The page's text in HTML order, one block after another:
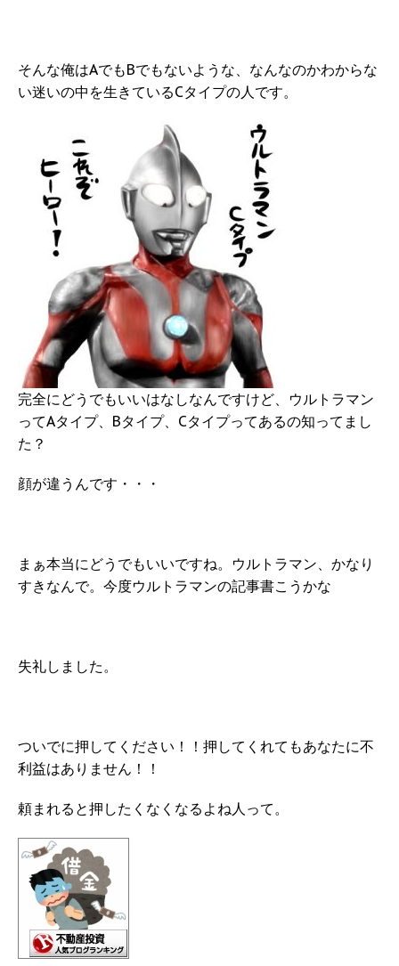
そんな俺はAでもBでもないような、なんなのかわからな
い迷いの中を生きているCタイプの人です。
完全にどうでもいいはなしなんですけど、ウルトラマン
ってAタイプ、Bタイプ、Cタイプってあるの知ってまし
た？
顔が違うんです・・・
まぁ本当にどうでもいいですね。ウルトラマン、かなり
すきなんで。今度ウルトラマンの記事書こうかな
失礼しました。
ついでに押してください！！押してくれてもあなたに不
利益はありません！！
頼まれると押したくなくなるよね人って。